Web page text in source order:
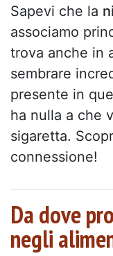
Sapevi che la
associamo
trova anche in
sembrare
presente in
ha nulla a che
sigaretta.
connessione!
Da dove
negli